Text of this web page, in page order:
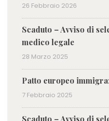
26 Febbraio 2026
Scaduto – Avviso di
medico legale
28 Marzo 2025
Patto europeo
7 Febbraio 2025
Scaduto – Avviso di